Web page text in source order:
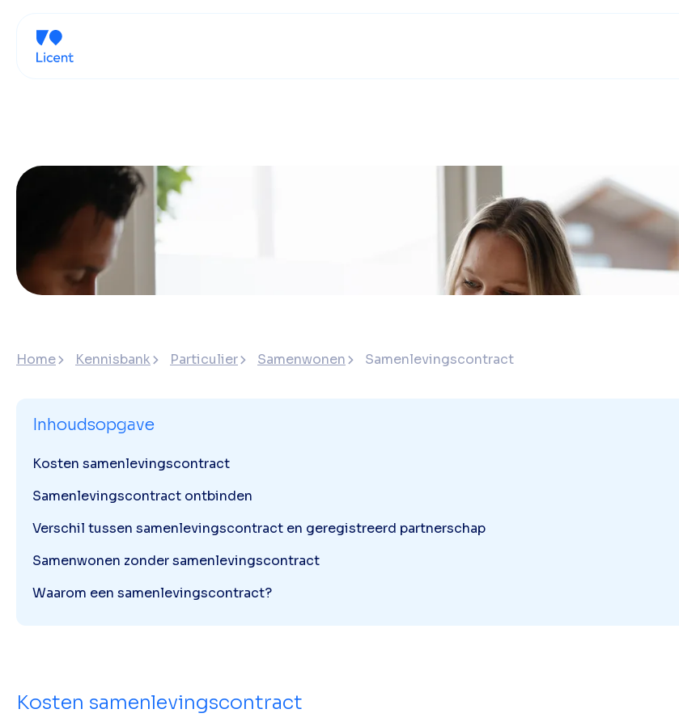
Home Kennisbank Particulier Samenwonen Samenlevingscontract
Kosten samenlevingscontract
Inhoudsopgave
Kosten samenlevingscontract
Samenlevingscontract ontbinden
Verschil tussen samenlevingscontract en geregistreerd partnerschap
Samenwonen zonder samenlevingscontract
Waarom een samenlevingscontract?